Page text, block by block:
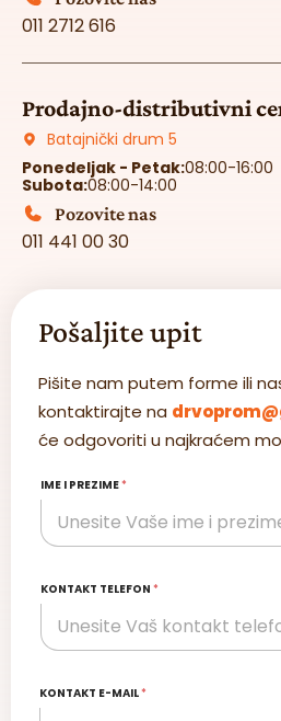
011 2712 616
Prodajno-distributivni
Batajnički drum 5
Ponedeljak - Petak:08:00-16:00
Subota:08:00-14:00
Pozovite nas
011 441 00 30
Pošaljite upit
Pišite nam putem forme ili
kontaktirajte na
će odgovoriti u najkraćem
IME I PREZIME*
KONTAKT TELEFON *
KONTAKT E-MAIL*